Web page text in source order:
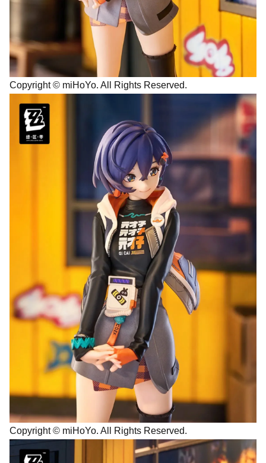
Copyright © miHoYo. All Rights Reserved.
Copyright © miHoYo. All Rights Reserved.